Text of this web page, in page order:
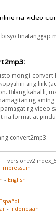
na video
tinatanggap
mong i-convert
ang link
Bilang kahalili,
ng
ng video
na format at
convert2mp3.
Impressum
- English
Español
- Indonesian